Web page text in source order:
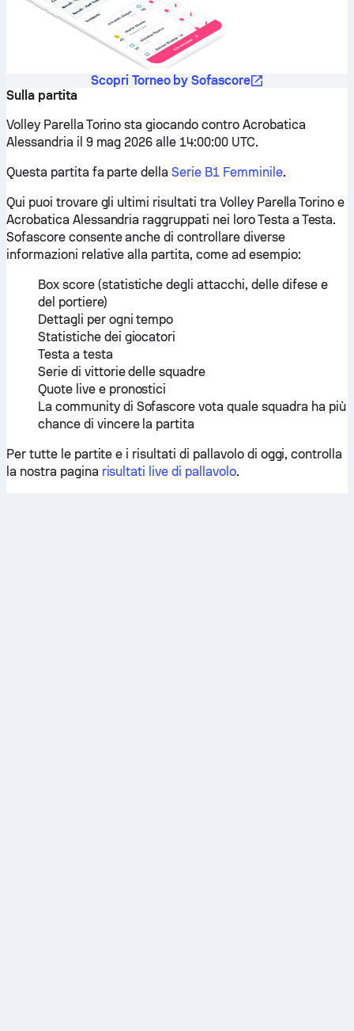
Scopri Torneo by Sofascore
Sulla partita
Volley Parella Torino sta giocando contro Acrobatica
Alessandria il 9 mag 2026 alle 14:00:00 UTC.
Questa partita fa parte dellaSerie B1 Femminile.
Qui puoi trovare gli ultimi risultati tra Volley Parella Torino e
Acrobatica Alessandria raggruppati nei loro Testa a Testa.
Sofascore consente anche di controllare diverse
informazioni relative alla partita, come ad esempio:
Box score (statistiche degli attacchi, delle difese e
del portiere)
Dettagli per ogni tempo
Statistiche dei giocatori
Testa a testa
Serie di vittorie delle squadre
Quote live e pronostici
La community di Sofascore vota quale squadra ha più
chance di vincere la partita
Per tutte le partite e i risultati di pallavolo di oggi, controlla
la nostra pagina risultati live di pallavolo.